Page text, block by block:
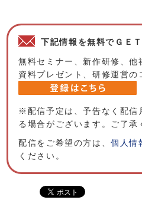
下記情報を無料でＧＥＴ
無料セミナー、新作研修、他
資料プレゼント、研修運営の
※配信予定は、予告なく配信
る場合がございます。ご了承
配信をご希望の方は、個人情
ください。